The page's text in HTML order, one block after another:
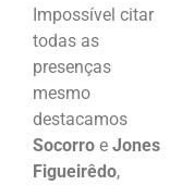
Impossível citar
todas as
presenças
mesmo
destacamos
Socorro e Jones
Figueirêdo,